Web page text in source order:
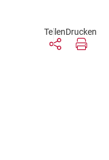
TeilenDrucken